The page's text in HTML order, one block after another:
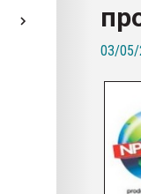
Всё, что
бутылок
03/05/